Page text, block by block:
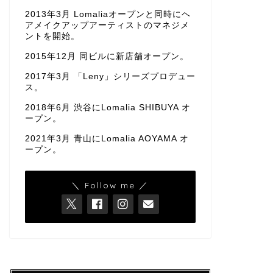
2013年3月 Lomaliaオープンと同時にヘ
アメイクアップアーティストのマネジメ
ントを開始。
2015年12月 同ビルに新店舗オープン。
2017年3月 「Leny」シリーズプロデュー
ス。
2018年6月 渋谷にLomalia SHIBUYA オ
ープン。
2021年3月 青山にLomalia AOYAMA オ
ープン。
＼ Follow me ／